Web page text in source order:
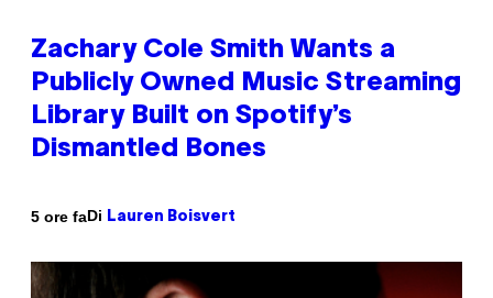
Zachary Cole Smith Wants a
Publicly Owned Music Streaming
Library Built on Spotify’s
Dismantled Bones
5 ore faDi Lauren Boisvert